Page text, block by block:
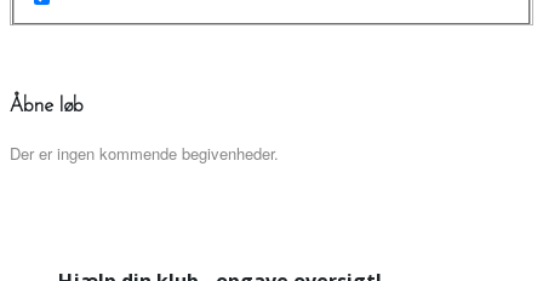
Åbne løb
Der er ingen kommende begivenheder.